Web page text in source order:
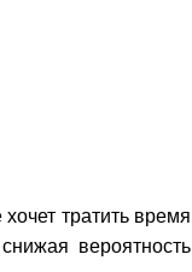
тратить время
вероятность